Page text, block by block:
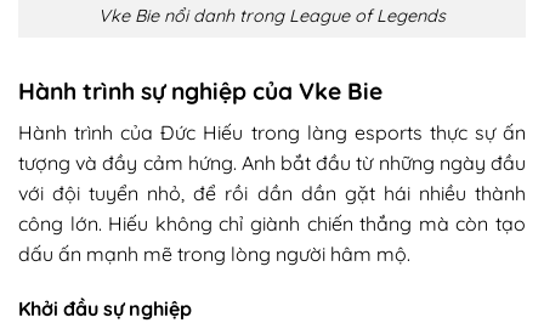
Vke Bie nổi danh trong League of Legends
Hành trình sự nghiệp của Vke Bie
Hành trình của Đức Hiếu trong làng esports thực sự ấn
tượng và đầy cảm hứng. Anh bắt đầu từ những ngày đầu
với đội tuyển nhỏ, để rồi dần dần gặt hái nhiều thành
công lớn. Hiếu không chỉ giành chiến thắng mà còn tạo
dấu ấn mạnh mẽ trong lòng người hâm mộ.
Khởi đầu sự nghiệp